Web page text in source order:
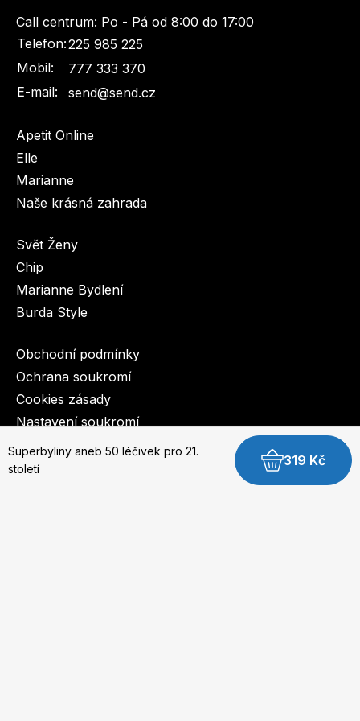
Superbyliny aneb 50 léčivek pro 21.
století
319 Kč
Call centrum: Po - Pá od 8:00 do 17:00
Telefon:225 985 225
Mobil:
777 333 370
E-mail:
send@send.cz
Apetit Online
Elle
Marianne
Naše krásná zahrada
Svět Ženy
Chip
Marianne Bydlení
Burda Style
Obchodní podmínky
Ochrana soukromí
Cookies zásady
Nastavení soukromí
© 2003-2026 BurdaMedia Extra s.r.o.